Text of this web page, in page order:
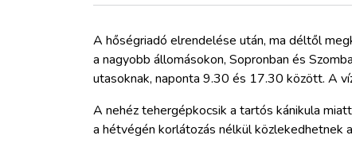
A hőségriadó elrendelése után, ma déltől
a nagyobb állomásokon, Sopronban és
utasoknak, naponta 9.30 és 17.30 között. A
A nehéz tehergépkocsik a tartós kánikula
a hétvégén korlátozás nélkül közlekedhetnek